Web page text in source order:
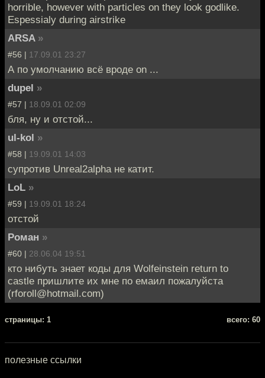
horrible, however with particles on they look godlike.
Espessialy during airstrike
ARSA »
#56 | 17.09.01 23:27
А по умолчанию всё вроде on ...
dupel »
#57 | 18.09.01 02:09
бля, ну и отстой...
ul-kol »
#58 | 19.09.01 14:03
супротив Unreal2alpha не катит.
LoL »
#59 | 19.09.01 18:24
отстой
Роман »
#60 | 28.06.04 19:51
кто нибуть знает коды для Wolfeinstein return to
castle пришлите их мне по емаил пожалуйста
(rforoll@hotmail.com)
cтраницы: 1 всего: 60
полезные ссылки